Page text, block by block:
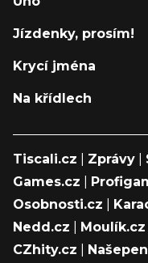
Jízdenky, prosím!
Krycí jména
Na křídlech
Tiscali.cz Zprávy
Games.cz
Osobnosti.cz
Nedd.cz
Moulík.cz
CZhity.cz